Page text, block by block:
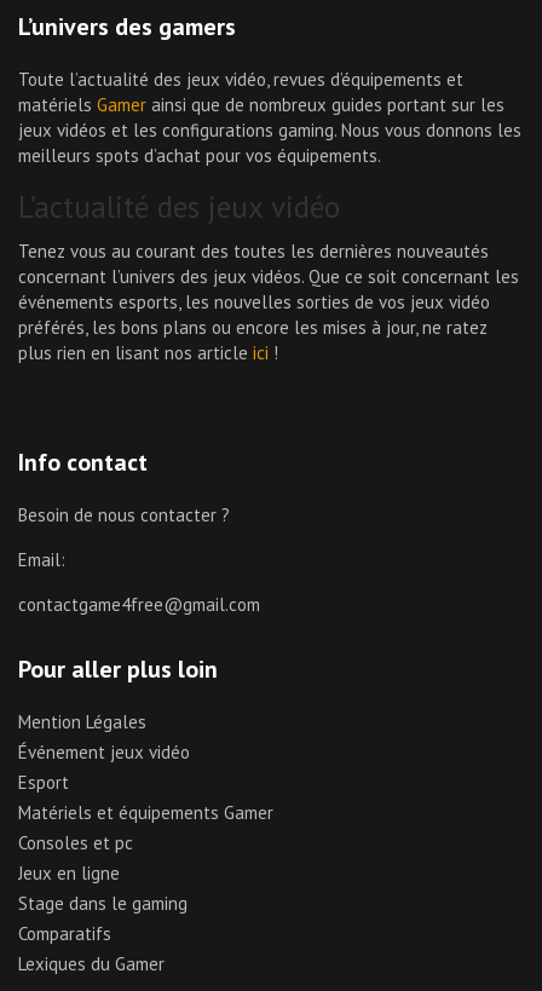
L’univers des gamers
Toute l’actualité des jeux vidéo, revues d’équipements et
matériels Gamer ainsi que de nombreux guides portant sur les
jeux vidéos et les configurations gaming. Nous vous donnons les
meilleurs spots d’achat pour vos équipements.
L’actualité des jeux vidéo
Tenez vous au courant des toutes les dernières nouveautés
concernant l’univers des jeux vidéos. Que ce soit concernant les
événements esports, les nouvelles sorties de vos jeux vidéo
préférés, les bons plans ou encore les mises à jour, ne ratez
plus rien en lisant nos article ici !
Info contact
Besoin de nous contacter ?
Email:
contactgame4free@gmail.com
Pour aller plus loin
Mention Légales
Événement jeux vidéo
Esport
Matériels et équipements Gamer
Consoles et pc
Jeux en ligne
Stage dans le gaming
Comparatifs
Lexiques du Gamer